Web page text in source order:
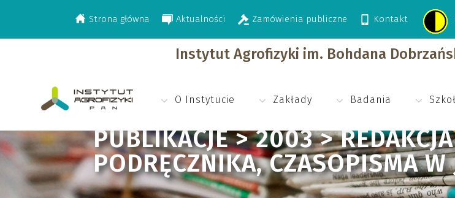
Strona główna Aktualności Zamówienia publiczne Kontakt
Instytut Agrofizyki im. Bohdana
O Instytucie Zakłady Badania
PUBLIKACJE > 2003 >
PODRĘCZNIKA, CZASOPISMA
>Publikacje>2003>Redakcja monografii, podręcznika, czasopisma w języku